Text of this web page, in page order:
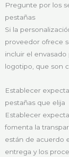
Pregunte por los
pestañas
Si la
proveedor ofrece
incluir el
logotipo, que son
Establecer
pestañas que elija
Establecer
fomenta la
están de acuerdo
entrega y los